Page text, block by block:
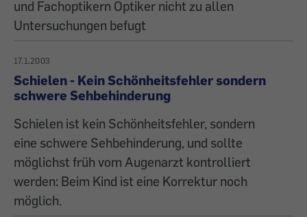
und Fachoptikern Optiker nicht zu allen
Untersuchungen befugt
17.1.2003
Schielen - Kein Schönheitsfehler sondern
schwere Sehbehinderung
Schielen ist kein Schönheitsfehler, sondern
eine schwere Sehbehinderung, und sollte
möglichst früh vom Augenarzt kontrolliert
werden: Beim Kind ist eine Korrektur noch
möglich.